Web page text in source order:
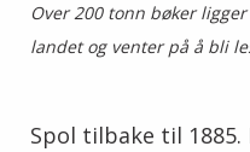
Over 200 tonn bøker
landet og venter på å bli
Spol tilbake til